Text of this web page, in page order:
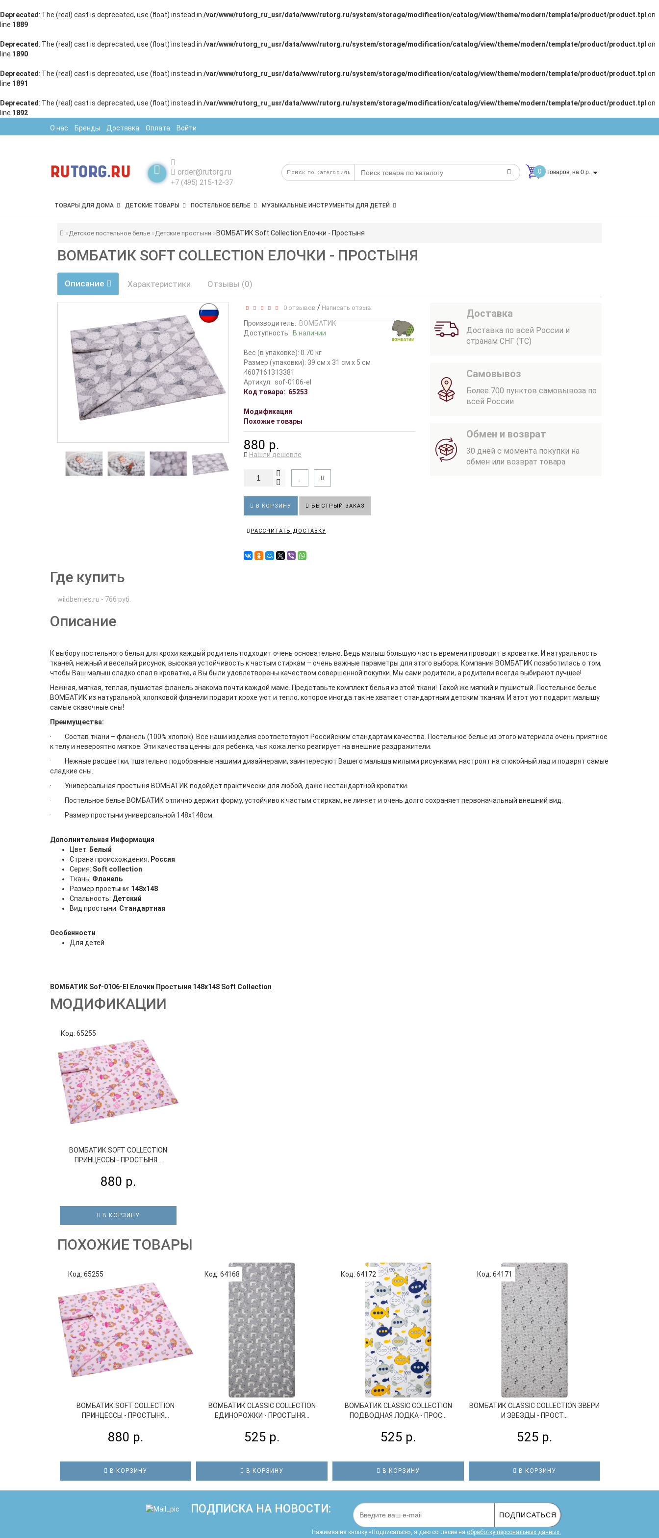
Deprecated : The (real) cast is deprecated, use (float) instead in /var/www/rutorg_ru_usr/data/www/rutorg.ru/system/storage/modification/catalog/view/theme/modern/template/product/product.tpl on
line 1889
Deprecated : The (real) cast is deprecated, use (float) instead in /var/www/rutorg_ru_usr/data/www/rutorg.ru/system/storage/modification/catalog/view/theme/modern/template/product/product.tpl on
line 1890
Deprecated : The (real) cast is deprecated, use (float) instead in /var/www/rutorg_ru_usr/data/www/rutorg.ru/system/storage/modification/catalog/view/theme/modern/template/product/product.tpl on
line 1891
Deprecated : The (real) cast is deprecated, use (float) instead in /var/www/rutorg_ru_usr/data/www/rutorg.ru/system/storage/modification/catalog/view/theme/modern/template/product/product.tpl on
line 1892
О нас
Бренды Доставка Оплата Войти
order@rutorg.ru
+7 (495) 215-12-37
0 товаров, на 0 р.
ТОВАРЫ ДЛЯ ДОМА ДЕТСКИЕ ТОВАРЫ ПОСТЕЛЬНОЕ БЕЛЬЕ МУЗЫКАЛЬНЫЕ ИНСТРУМЕНТЫ ДЛЯ ДЕТЕЙ
Детское постельное белье Детские простыни ВОМБАТИК Soft Collection Елочки - Простыня
ВОМБАТИК SOFT COLLECTION ЕЛОЧКИ - ПРОСТЫНЯ
Описание Характеристики Отзывы (0)
0 отзывов / Написать отзыв
Производитель: ВОМБАТИК
Доступность: В наличии
Вес (в упаковке): 0.70 кг
Размер (упаковки): 39 см x 31 см x 5 см
4607161313381
Артикул: sof-0106-el
Код товара: 65253
Модификации
Похожие товары
880 р.
Нашли дешевле
В КОРЗИНУ БЫСТРЫЙ ЗАКАЗ
РАССЧИТАТЬ ДОСТАВКУ
Доставка
Доставка по всей России и
странам СНГ (ТС)
Самовывоз
Более 700 пунктов самовывоза по
всей России
Обмен и возврат
30 дней с момента покупки на
обмен или возврат товара
Где купить
wildberries.ru - 766 руб.
Описание
К выбору постельного белья для крохи каждый родитель подходит очень основательно. Ведь малыш большую часть времени проводит в кроватке. И натуральность
тканей, нежный и веселый рисунок, высокая устойчивость к частым стиркам – очень важные параметры для этого выбора. Компания ВОМБАТИК позаботилась о том,
чтобы Ваш малыш сладко спал в кроватке, а Вы были удовлетворены качеством совершенной покупки. Мы сами родители, а родители всегда выбирают лучшее!
Нежная, мягкая, теплая, пушистая фланель знакома почти каждой маме. Представьте комплект белья из этой ткани! Такой же мягкий и пушистый. Постельное белье
ВОМБАТИК из натуральной, хлопковой фланели подарит крохе уют и тепло, которое иногда так не хватает стандартным детским тканям. И этот уют подарит малышу
самые сказочные сны!
Преимущества:
· Состав ткани – фланель (100% хлопок). Все наши изделия соответствуют Российским стандартам качества. Постельное белье из этого материала очень приятное
к телу и невероятно мягкое. Эти качества ценны для ребенка, чья кожа легко реагирует на внешние раздражители.
· Нежные расцветки, тщательно подобранные нашими дизайнерами, заинтересуют Вашего малыша милыми рисунками, настроят на спокойный лад и подарят самые
сладкие сны.
· Универсальная простыня ВОМБАТИК подойдет практически для любой, даже нестандартной кроватки.
· Постельное белье ВОМБАТИК отлично держит форму, устойчиво к частым стиркам, не линяет и очень долго сохраняет первоначальный внешний вид.
· Размер простыни универсальной 148х148см.
Дополнительная Информация
Цвет: Белый
Страна происхождения: Россия
Серия: Soft collection
Ткань: Фланель
Размер простыни: 148х148
Спальность: Детский
Вид простыни: Стандартная
Особенности
Для детей
ВОМБАТИК Sof-0106-El Елочки Простыня 148х148 Soft Collection
МОДИФИКАЦИИ
Код: 65255
ВОМБАТИК SOFT COLLECTION
ПРИНЦЕССЫ - ПРОСТЫНЯ...
880 р.
В КОРЗИНУ
ПОХОЖИЕ ТОВАРЫ
Код: 65255
ВОМБАТИК SOFT COLLECTION
ПРИНЦЕССЫ - ПРОСТЫНЯ...
880 р.
В КОРЗИНУ
Код: 64168
ВОМБАТИК CLASSIC COLLECTION
ЕДИНОРОЖКИ - ПРОСТЫНЯ...
525 р.
В КОРЗИНУ
Код: 64172
ВОМБАТИК CLASSIC COLLECTION
ПОДВОДНАЯ ЛОДКА - ПРОС...
525 р.
В КОРЗИНУ
Код: 64171
ВОМБАТИК CLASSIC COLLECTION ЗВЕРИ
И ЗВЕЗДЫ - ПРОСТ...
525 р.
В КОРЗИНУ
ПОДПИСКА НА НОВОСТИ: ПОДПИСАТЬСЯ
Нажимая на кнопку «Подписаться», я даю cогласие на обработку персональных данных.